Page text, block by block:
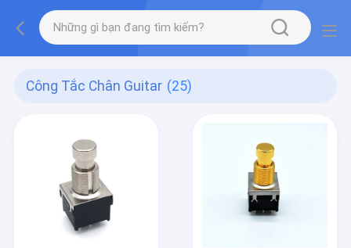
Công Tắc Chân Guitar (25)